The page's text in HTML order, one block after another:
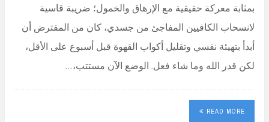
بمثابة معركة حقيقية مع الإرهاق والخمول؛ ضريبة قاسية
لانسحاب الكافيين المفاجئ من جسدي، كان من المفترض أن
أبدأ بتهيئة نفسي وتقليل أكواب القهوة قبل أسبوع على الأقل،
لكن قدر الله وما شاء فعل. الوضع الآن مستتب،…
READ MORE